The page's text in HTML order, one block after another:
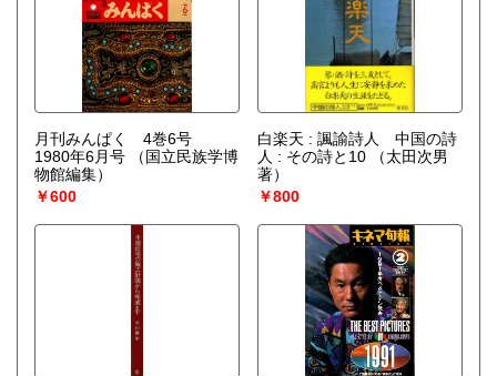
月刊みんぱく 4巻6号
1980年6月号
（国立民族学博
物館編集）
￥600
白楽天 : 諷諭詩人 中国の詩
人 : その詩と10
（太田次男
著）
￥800